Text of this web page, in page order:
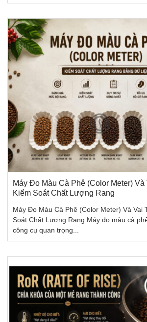
Máy Đo Màu Cà Phê (Color Meter) Và
Kiểm Soát Chất Lượng Rang
Máy Đo Màu Cà Phê (Color Meter) Và Vai
Soát Chất Lượng Rang Máy đo màu cà
công cụ quan trọng...